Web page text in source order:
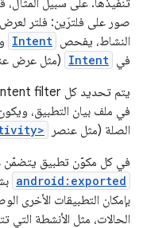
صور على فلترَين: فلتر
النشاط، يفحص Intent
في Intent (مثل عرض
يتم تحديد كل intent filter باستخدام عنصر
في ملف بيان التطبيق،
الصلة (مثل عنصر
في كل مكوّن تطبيق يتضمّن
android:exported
بإمكان التطبيقات الأخرى
الحالات، مثل الأنشطة التي